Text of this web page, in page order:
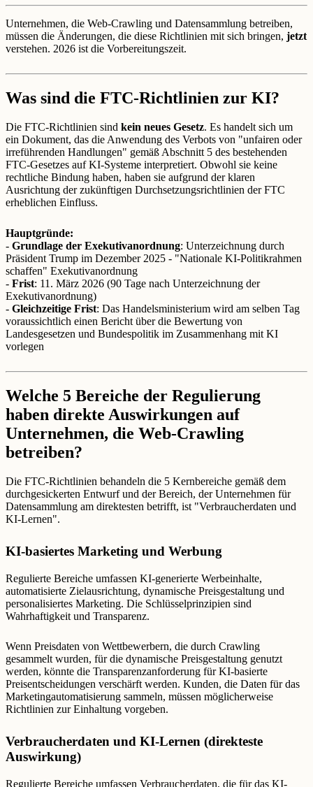
Unternehmen, die Web-Crawling und Datensammlung betreiben,
müssen die Änderungen, die diese Richtlinien mit sich bringen, jetzt
verstehen. 2026 ist die Vorbereitungszeit.
Was sind die FTC-Richtlinien zur KI?
Die FTC-Richtlinien sind kein neues Gesetz. Es handelt sich um
ein Dokument, das die Anwendung des Verbots von "unfairen oder
irreführenden Handlungen" gemäß Abschnitt 5 des bestehenden
FTC-Gesetzes auf KI-Systeme interpretiert. Obwohl sie keine
rechtliche Bindung haben, haben sie aufgrund der klaren
Ausrichtung der zukünftigen Durchsetzungsrichtlinien der FTC
erheblichen Einfluss.
Hauptgründe:
- Grundlage der Exekutivanordnung: Unterzeichnung durch
Präsident Trump im Dezember 2025 - "Nationale KI-Politikrahmen
schaffen" Exekutivanordnung
- Frist: 11. März 2026 (90 Tage nach Unterzeichnung der
Exekutivanordnung)
- Gleichzeitige Frist: Das Handelsministerium wird am selben Tag
voraussichtlich einen Bericht über die Bewertung von
Landesgesetzen und Bundespolitik im Zusammenhang mit KI
vorlegen
Welche 5 Bereiche der Regulierung
haben direkte Auswirkungen auf
Unternehmen, die Web-Crawling
betreiben?
Die FTC-Richtlinien behandeln die 5 Kernbereiche gemäß dem
durchgesickerten Entwurf und der Bereich, der Unternehmen für
Datensammlung am direktesten betrifft, ist "Verbraucherdaten und
KI-Lernen".
KI-basiertes Marketing und Werbung
Regulierte Bereiche umfassen KI-generierte Werbeinhalte,
automatisierte Zielausrichtung, dynamische Preisgestaltung und
personalisiertes Marketing. Die Schlüsselprinzipien sind
Wahrhaftigkeit und Transparenz.
Wenn Preisdaten von Wettbewerbern, die durch Crawling
gesammelt wurden, für die dynamische Preisgestaltung genutzt
werden, könnte die Transparenzanforderung für KI-basierte
Preisentscheidungen verschärft werden. Kunden, die Daten für das
Marketingautomatisierung sammeln, müssen möglicherweise
Richtlinien zur Einhaltung vorgeben.
Verbraucherdaten und KI-Lernen (direkteste
Auswirkung)
Regulierte Bereiche umfassen Verbraucherdaten, die für das KI-